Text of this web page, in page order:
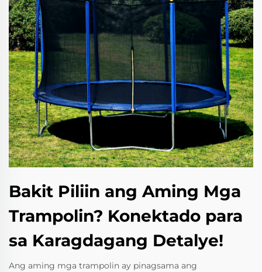
Bakit Piliin ang Aming Mga
Trampolin? Konektado para
sa Karagdagang Detalye!
Ang aming mga trampolin ay pinagsama ang